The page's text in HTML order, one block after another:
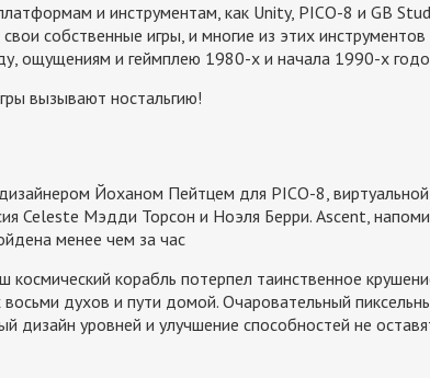
и инструментам, как Unity, PICO-8 и GB
собственные игры, и многие из этих
ощущениям и геймплею 1980-х и начала 1990-х
вызывают ностальгию!
Йоханом Пейтцем для PICO-8,
Celeste Мэдди Торсон и Ноэля Берри. Ascent,
менее чем за час
космический корабль потерпел таинственное
восьми духов и пути домой. Очаровательный
дизайн уровней и улучшение способностей не